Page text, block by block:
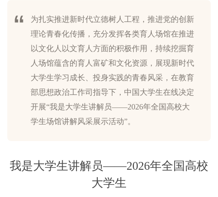
为扎实推进新时代立德树人工程，推进党的创新
理论青春化传播，充分发挥各类育人场馆在推进
以文化人以文育人方面的积极作用，持续挖掘育
人场馆蕴含的育人富矿和文化资源，展现新时代
大学生学习成长、投身实践的青春风采，在教育
部思想政治工作司指导下，中国大学生在线决定
开展“我是大学生讲解员——2026年全国高校大
学生场馆讲解风采展示活动”。
我是大学生讲解员——2026年全国高校
大学生